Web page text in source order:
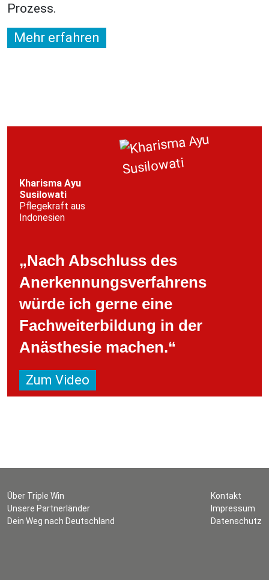
Prozess.
Mehr erfahren
Kharisma Ayu
Susilowati
Pflegekraft aus
Indonesien
„Nach Abschluss des
Anerkennungsverfahrens
würde ich gerne eine
Fachweiterbildung in der
Anästhesie machen.“
Zum Video
Über Triple Win
Unsere Partnerländer
Dein Weg nach Deutschland
Kontakt
Impressum
Datenschutz